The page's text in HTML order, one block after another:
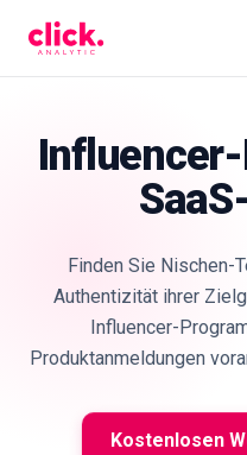
Funktionen
Kostenlose
Finden Sie Nischen-
Authentizität ihrer
Influencer-
Produktanmeldungen
Kostenlosen